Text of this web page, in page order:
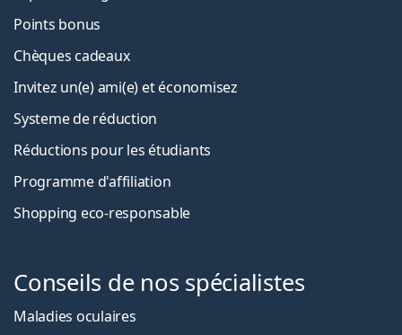
Points bonus
Chèques cadeaux
Invitez un(e) ami(e) et économisez
Systeme de réduction
Réductions pour les étudiants
Programme d'affiliation
Shopping eco-responsable
Conseils de nos spécialistes
Maladies oculaires